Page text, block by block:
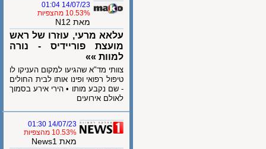
14/07/23 01:04
10.53% מהצפיות
מאת N12
עלאא מרעי, עוזרו של ראש
מועצת פוריידיס - נורה
למוות »»
צוותי מד"א שהגיעו למקום העניקו לו
טיפול רפואי ופינו אותו לבית החולים
- שם נקבע מותו • הירי אירע בסמוך
לאולם אירועים
14/07/23 01:30
10.53% מהצפיות
מאת News1